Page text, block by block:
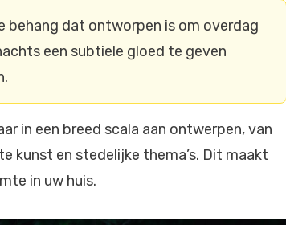
behang dat ontworpen is om overdag
een subtiele gloed te geven
in een breed scala aan ontwerpen, van
kunst en stedelijke thema’s. Dit maakt
in uw huis.